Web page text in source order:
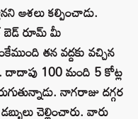
ఆశలు కల్పించాడు.
బెడ్ రూమ్ మీ
తన వద్దకు వచ్చిన
దాదాపు 100 మంది 5 కోట్ల
నాగరాజు దగ్గర
చెల్లించారు. వారు